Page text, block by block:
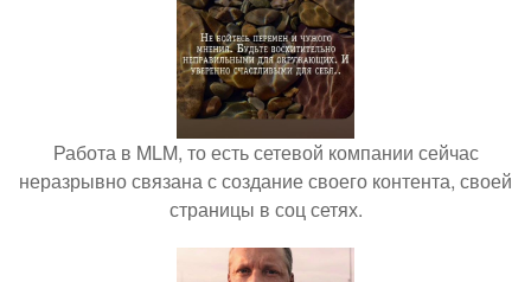
Работа в MLM, то есть сетевой компании сейчас
неразрывно связана с создание своего контента, своей
страницы в соц сетях.